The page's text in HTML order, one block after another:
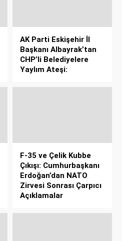
AK Parti Eskişehir İl
Başkanı Albayrak’tan
CHP’li Belediyelere
Yaylım Ateşi:
F-35 ve Çelik Kubbe
Çıkışı: Cumhurbaşkanı
Erdoğan’dan NATO
Zirvesi Sonrası Çarpıcı
Açıklamalar